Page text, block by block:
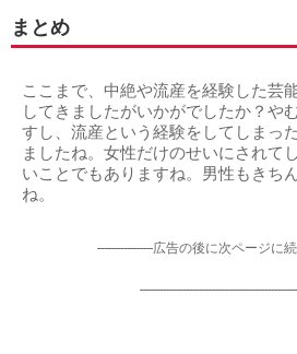
まとめ
ここまで、中絶や流産を経験した芸
してきましたがいかがでしたか？や
すし、流産という経験をしてしまっ
ましたね。女性だけのせいにされて
いことでもありますね。男性もきち
ね。
-----------------広告の後に次ページに続